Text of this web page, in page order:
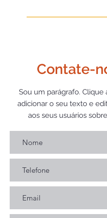
Contate-
Sou um parágrafo. Clique
adicionar o seu texto e
aos seus usuários